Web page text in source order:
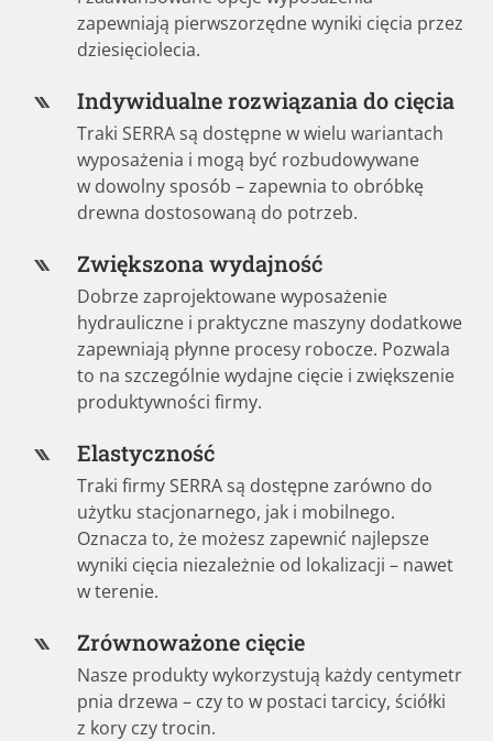
zapewniają pierwszorzędne wyniki cięcia przez
dziesięciolecia.
Indywidualne rozwiązania do cięcia
Traki SERRA są dostępne w wielu wariantach
wyposażenia i mogą być rozbudowywane
w dowolny sposób – zapewnia to obróbkę
drewna dostosowaną do potrzeb.
Zwiększona wydajność
Dobrze zaprojektowane wyposażenie
hydrauliczne i praktyczne maszyny dodatkowe
zapewniają płynne procesy robocze. Pozwala
to na szczególnie wydajne cięcie i zwiększenie
produktywności firmy.
Elastyczność
Traki firmy SERRA są dostępne zarówno do
użytku stacjonarnego, jak i mobilnego.
Oznacza to, że możesz zapewnić najlepsze
wyniki cięcia niezależnie od lokalizacji – nawet
w terenie.
Zrównoważone cięcie
Nasze produkty wykorzystują każdy centymetr
pnia drzewa – czy to w postaci tarcicy, ściółki
z kory czy trocin.